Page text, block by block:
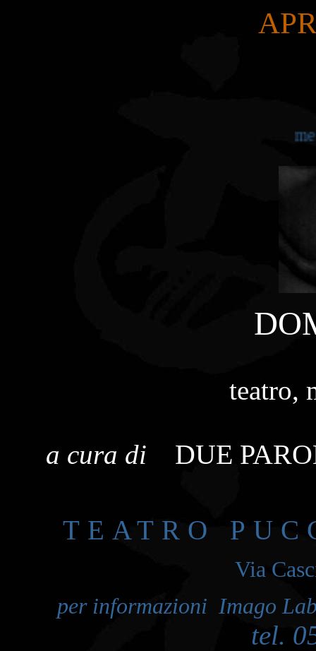
teatro,
a cura di DUE
TEATRO
Via
per informazioni Imago
tel.